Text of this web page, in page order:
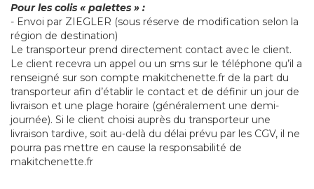
Pour les colis « palettes » :
- Envoi par ZIEGLER (sous réserve de modification selon la
région de destination)
Le transporteur prend directement contact avec le client.
Le client recevra un appel ou un sms sur le téléphone qu’il a
renseigné sur son compte makitchenette.fr de la part du
transporteur afin d’établir le contact et de définir un jour de
livraison et une plage horaire (généralement une demi-
journée). Si le client choisi auprès du transporteur une
livraison tardive, soit au-delà du délai prévu par les CGV, il ne
pourra pas mettre en cause la responsabilité de
makitchenette.fr